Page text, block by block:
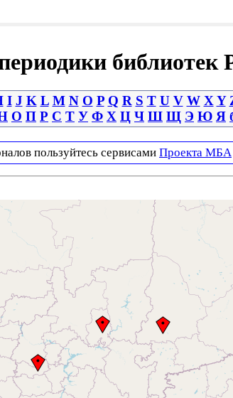
библиотек
I J K L M N O P Q R S T U V W X Y
О П Р С Т У Ф Х Ц Ч Ш Щ Э Ю Я
пользуйтесь сервисами Проекта МБА